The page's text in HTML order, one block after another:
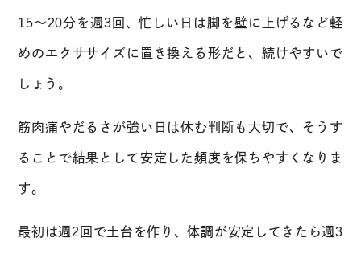
15〜20分を週3回、忙しい日は脚を壁に上げるなど軽
めのエクササイズに置き換える形だと、続けやすいで
しょう。
筋肉痛やだるさが強い日は休む判断も大切で、そうす
ることで結果として安定した頻度を保ちやすくなりま
す。
最初は週2回で土台を作り、体調が安定してきたら週3